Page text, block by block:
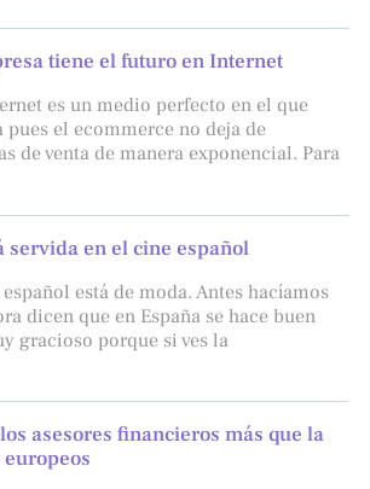
tiene el futuro en Internet
es un medio perfecto en el que
el ecommerce no deja de
de venta de manera exponencial. Para
servida en el cine español
está de moda. Antes hacíamos
dicen que en España se hace buen
gracioso porque si ves la
asesores financieros más que la